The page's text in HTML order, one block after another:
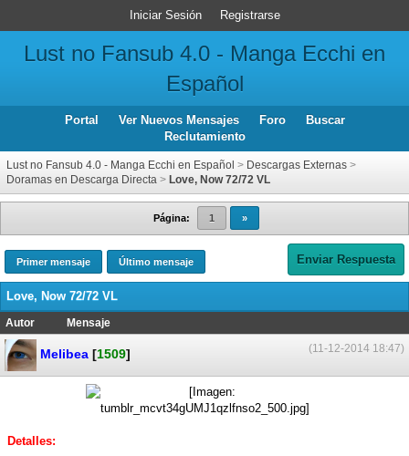
Iniciar Sesión Registrarse
Lust no Fansub 4.0 - Manga Ecchi en
Español
Portal Ver Nuevos Mensajes Foro
Buscar
Reclutamiento
Lust no Fansub 4.0 - Manga Ecchi en Español > Descargas Externas >
Doramas en Descarga Directa > Love, Now 72/72 VL
Página: 1 »
Primer mensaje Último mensaje Enviar Respuesta
Love, Now 72/72 VL
Autor
Mensaje
(11-12-2014 18:47)
Melibea [1509]
Detalles: